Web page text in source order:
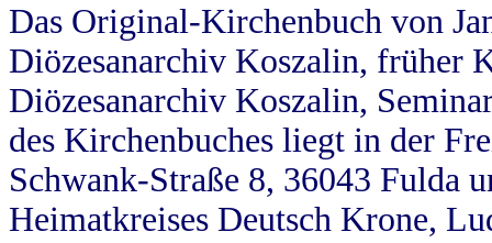
Das Original-Kirchenbuch von
Diözesanarchiv Koszalin, früher
Diözesanarchiv Koszalin,
des Kirchenbuches liegt in der
Schwank-Straße 8, 36043 Fulda
Heimatkreises Deutsch Krone,